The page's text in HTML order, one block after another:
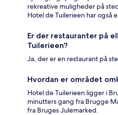
rekreative muligheder på
Hotel de Tuilerieen har også
Er der restauranter på
Tuilerieen?
Ja, der er en restaurant på
Hvordan er området
Hotel de Tuilerieen ligger i
minutters gang fra Brugge
fra Bruges Julemarked.